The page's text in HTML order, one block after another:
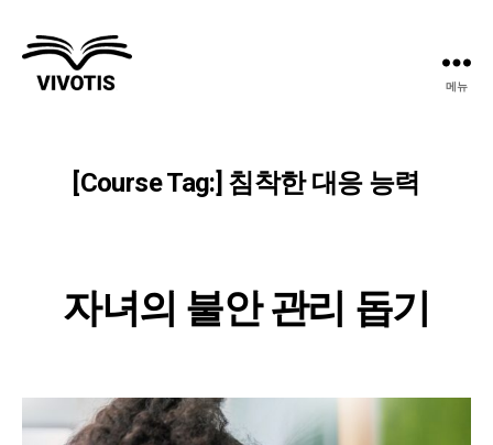
메뉴
[Course Tag:] 침착한 대응 능력
자녀의 불안 관리 돕기